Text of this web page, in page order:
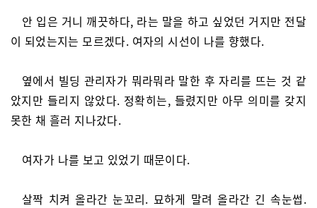
안 입은 거니 깨끗하다, 라는 말을 하고 싶었던 거지만 전달
이 되었는지는 모르겠다. 여자의 시선이 나를 향했다.
옆에서 빌딩 관리자가 뭐라뭐라 말한 후 자리를 뜨는 것 같
았지만 들리지 않았다. 정확히는, 들렸지만 아무 의미를 갖지
못한 채 흘러 지나갔다.
여자가 나를 보고 있었기 때문이다.
살짝 치켜 올라간 눈꼬리. 묘하게 말려 올라간 긴 속눈썹.